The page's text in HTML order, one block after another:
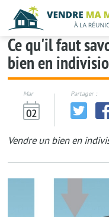
Ce qu'il faut
bien en
Mar
02
Partager :
Vendre un bien en